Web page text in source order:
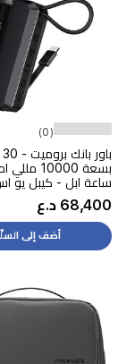
(0)
بسعة
ساعة ابل - كيبل
مدمج - اسود
68,400 د.ع
أضف إلى